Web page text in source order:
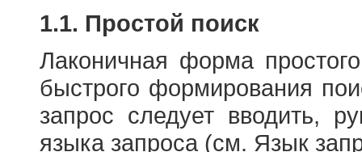
1.1. Простой поиск
Лаконичная форма
быстрого формирования
запрос следует вводить,
языка запроса (см. Язык